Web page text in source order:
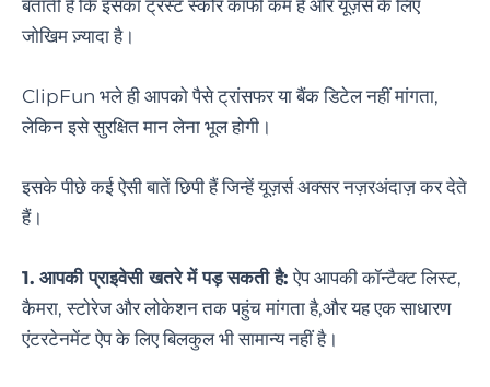
बताती है कि इसका ट्रस्ट स्कोर काफी कम है और यूज़र्स के लिए
जोखिम ज़्यादा है।
ClipFun भले ही आपको पैसे ट्रांसफर या बैंक डिटेल नहीं मांगता,
लेकिन इसे सुरक्षित मान लेना भूल होगी।
इसके पीछे कई ऐसी बातें छिपी हैं जिन्हें यूज़र्स अक्सर नज़रअंदाज़ कर देते
हैं।
1. आपकी प्राइवेसी खतरे में पड़ सकती है:ऐप आपकी कॉन्टैक्ट लिस्ट,
कैमरा, स्टोरेज और लोकेशन तक पहुंच मांगता है,और यह एक साधारण
एंटरटेनमेंट ऐप के लिए बिलकुल भी सामान्य नहीं है।